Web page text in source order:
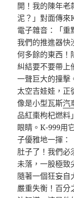
開！我的陳年老
泥？」對面傳來
電子雜音：「
我們的推進器快
何多餘的東西
糾結要不要帶上
一聲巨大的撞擊
太空吉娃娃，正
像是小型瓦斯汽
品紅棗枸杞燃
眼睛。K-999用
子優雅地一揮：
肚子了！我們必
未落，一股極致
隨著一個狂妄自
嚴重失衡！百分